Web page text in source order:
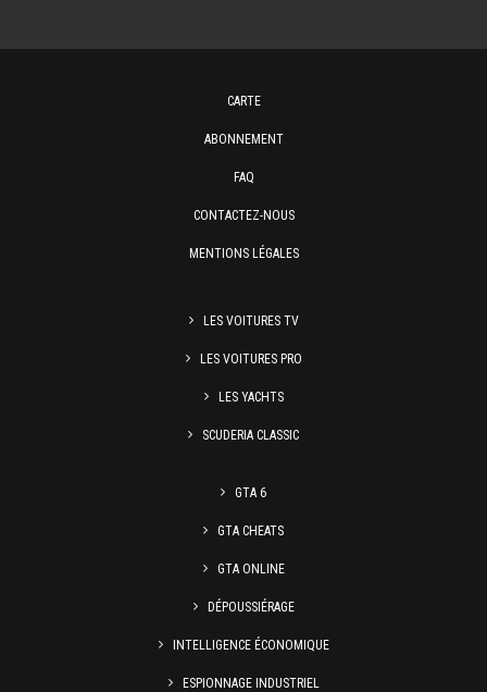
CARTE
ABONNEMENT
FAQ
CONTACTEZ-NOUS
MENTIONS LÉGALES
LES VOITURES TV
LES VOITURES PRO
LES YACHTS
SCUDERIA CLASSIC
GTA 6
GTA CHEATS
GTA ONLINE
DÉPOUSSIÉRAGE
INTELLIGENCE ÉCONOMIQUE
ESPIONNAGE INDUSTRIEL